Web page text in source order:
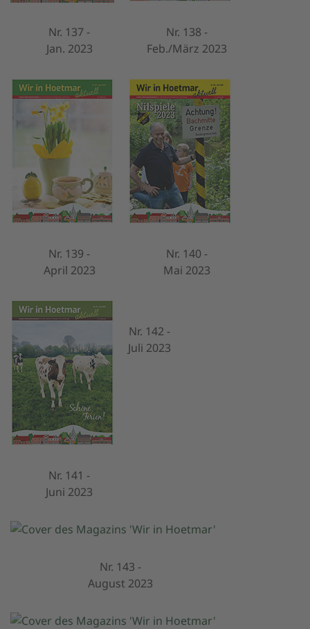
Nr. 137 -
Jan. 2023
Nr. 138 -
Feb./März 2023
Nr. 139 -
April 2023
Nr. 140 -
Mai 2023
Nr. 141 -
Juni 2023
Nr. 142 -
Juli 2023
Nr. 143 -
August 2023